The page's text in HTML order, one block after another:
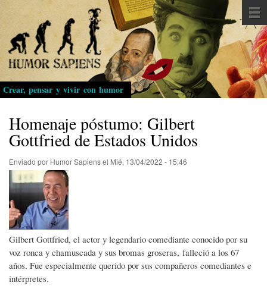
Pasar
al
contenido
principal
Crear, pensar y vivir con humor
Homenaje póstumo: Gilbert
Gottfried de Estados Unidos
Enviado por Humor Sapiensel Mié, 13/04/2022 - 15:46
Gilbert Gottfried, el actor y legendario comediante conocido por su
voz ronca y chamuscada y sus bromas groseras, falleció a los 67
años. Fue especialmente querido por sus compañeros comediantes e
intérpretes.